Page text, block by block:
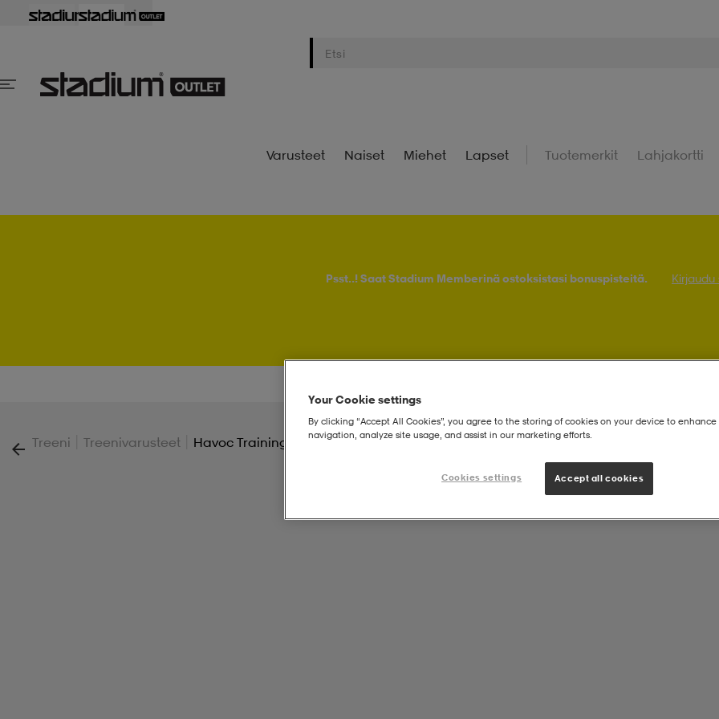
Varusteet Naiset Miehet Lapset Tuotemerkit Lahjakortti
Psst..! Saat Stadium Memberinä ostoksistasi bonuspisteitä. Kirjaudu
Treeni Treenivarusteet Havoc Training Glove W
Your Cookie settings
By clicking “Accept All Cookies”, you agree to the storing of cookies on your device to enhance
navigation, analyze site usage, and assist in our marketing efforts.
Cookies settings Accept all cookies